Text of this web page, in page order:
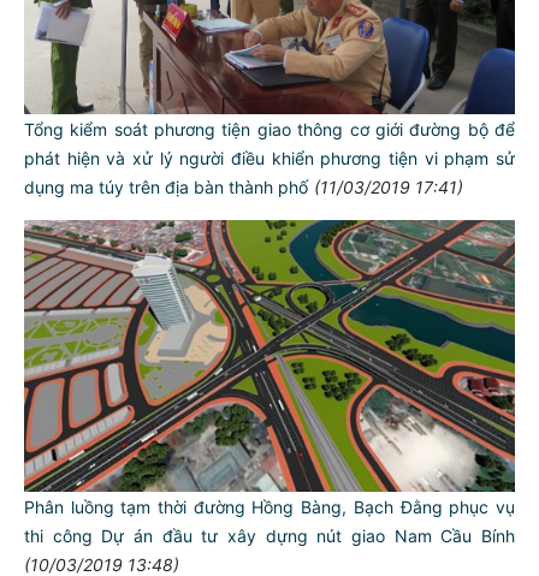
Tổng kiểm soát phương tiện giao thông cơ giới đường bộ để
phát hiện và xử lý người điều khiển phương tiện vi phạm sử
dụng ma túy trên địa bàn thành phố (11/03/2019 17:41)
Phân luồng tạm thời đường Hồng Bàng, Bạch Đằng phục vụ
thi công Dự án đầu tư xây dựng nút giao Nam Cầu Bính
(10/03/2019 13:48)